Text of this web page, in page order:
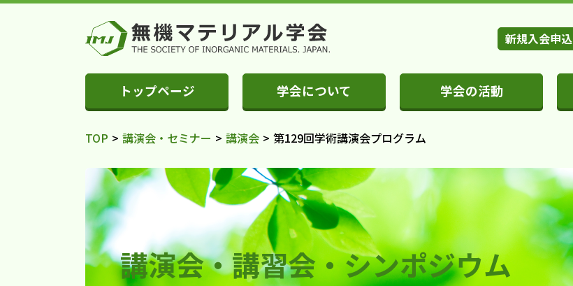
新規入会申込
トップページ 学会について 学会の活動
TOP > 講演会・セミナー > 講演会 > 第129回学術講演会プログラム
講演会・講習会・シンポジウム